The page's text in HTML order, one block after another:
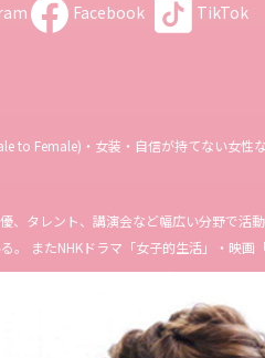
Facebook TikTok
to Female)・女装・自信が持てない女
、タレント、講演会など幅広い分野で
。 またNHKドラマ「女子的生活」・映